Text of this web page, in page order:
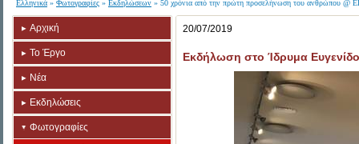
Ελληνικά » Φωτογραφίες » Εκδηλώσεων » 50 χρόνια από την πρώτη προσελήνωση του ανθρώπου @
Αρχική
Το Έργο
Νέα
Εκδηλώσεις
Φωτογραφίες
20/07/2019
Εκδήλωση στο Ίδρυμα